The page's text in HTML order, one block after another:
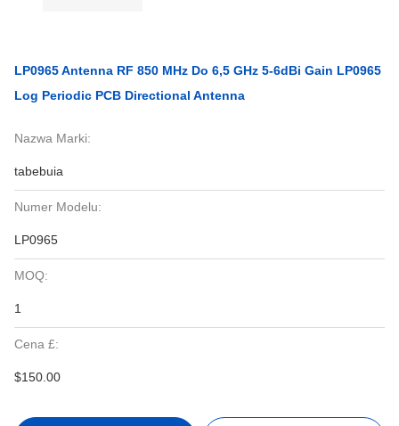
LP0965 Antenna RF 850 MHz Do 6,5 GHz 5-6dBi Gain LP0965
Log Periodic PCB Directional Antenna
Nazwa Marki:
tabebuia
Numer Modelu:
LP0965
MOQ:
1
Cena £:
$150.00